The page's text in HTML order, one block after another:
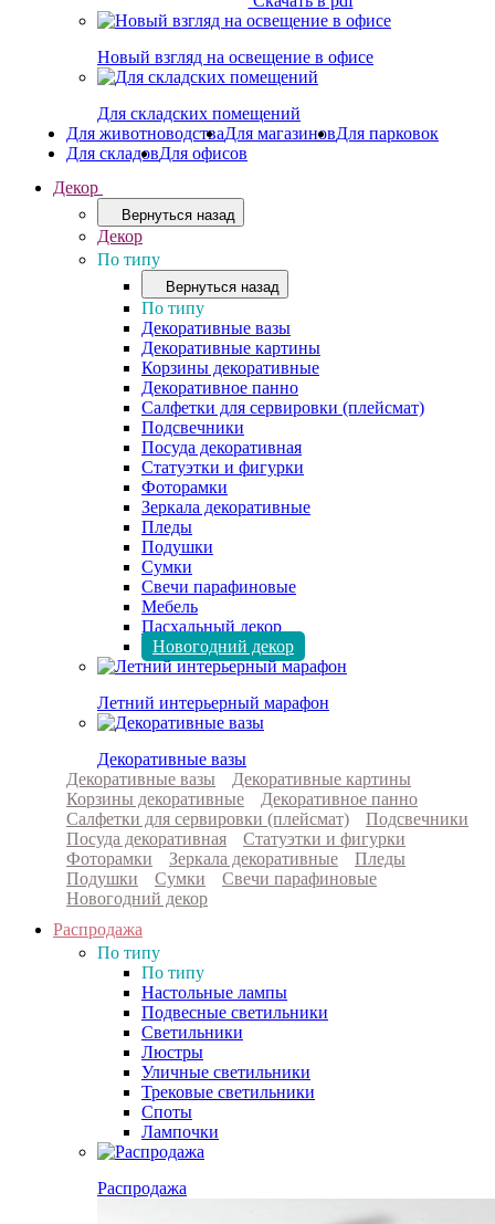
Новый взгляд на освещение в офисе
Для складских помещений
Для животноводстваДля магазиновДля парковок
Для складовДля офисов
Декор
Вернуться назад
Декор
По типу
Вернуться назад
По типу
Декоративные вазы
Декоративные картины
Корзины декоративные
Декоративное панно
Салфетки для сервировки (плейсмат)
Подсвечники
Посуда декоративная
Статуэтки и фигурки
Фоторамки
Зеркала декоративные
Пледы
Подушки
Сумки
Свечи парафиновые
Мебель
Пасхальный декор
Новогодний декор
Летний интерьерный марафон
Декоративные вазы
Декоративные вазы
Декоративные картины
Корзины декоративные
Декоративное панно
Салфетки для сервировки (плейсмат)
Подсвечники
Посуда декоративная
Статуэтки и фигурки
Фоторамки
Зеркала декоративные
Пледы
Подушки
Сумки
Свечи парафиновые
Новогодний декор
Распродажа
По типу
По типу
Настольные лампы
Подвесные светильники
Светильники
Люстры
Уличные светильники
Трековые светильники
Споты
Лампочки
Распродажа